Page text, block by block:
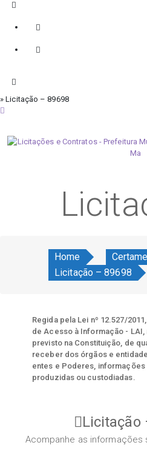
» Licitação – 89698
Home
Licitação – 89698
Regida pela Lei nº 12.527/
de Acesso à Informação -
previsto na Constituição, de
receber dos órgãos e
entes e Poderes,
produzidas ou custodiadas.
Licitação
Acompanhe as informações